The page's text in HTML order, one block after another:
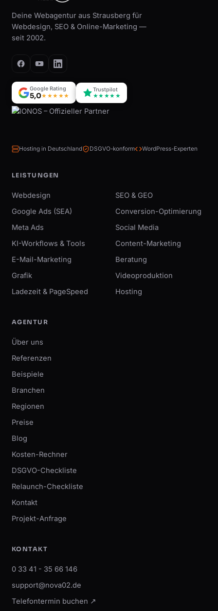
Deine Webagentur aus Strausberg für
Webdesign, SEO & Online-Marketing —
seit 2002.
Google Rating
5,0★★★★★
Trustpilot
★★★★★
Hosting in Deutschland DSGVO-konform WordPress-Experten
LEISTUNGEN
Webdesign
SEO & GEO
Google Ads (SEA)
Conversion-Optimierung
Meta Ads
Social Media
KI-Workflows & Tools
Content-Marketing
E-Mail-Marketing
Beratung
Grafik
Videoproduktion
Ladezeit & PageSpeed
Hosting
AGENTUR
Über uns
Referenzen
Beispiele
Branchen
Regionen
Preise
Blog
Kosten-Rechner
DSGVO-Checkliste
Relaunch-Checkliste
Kontakt
Projekt-Anfrage
KONTAKT
0 33 41 - 35 66 146
support@nova02.de
Telefontermin buchen ↗